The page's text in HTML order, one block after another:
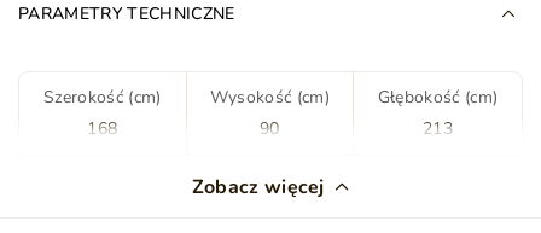
PARAMETRY TECHNICZNE
Szerokość (cm)
168
Wysokość (cm)
90
Głębokość (cm)
213
Ciemny szary
Zobacz więcej